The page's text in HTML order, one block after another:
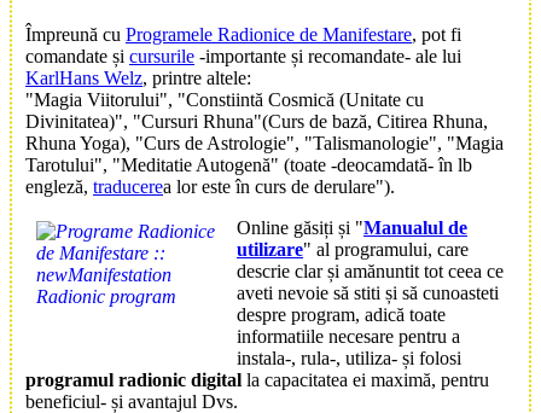
Împreună cu Programele Radionice de Manifestare, pot fi
comandate și cursurile -importante și recomandate- ale lui
KarlHans Welz, printre altele:
"Magia Viitorului", "Constiintă Cosmică (Unitate cu
Divinitatea)", "Cursuri Rhuna"(Curs de bază, Citirea Rhuna,
Rhuna Yoga), "Curs de Astrologie", "Talismanologie", "Magia
Tarotului", "Meditatie Autogenă" (toate -deocamdată- în lb
engleză, traducerea lor este în curs de derulare").
Online găsiți și "Manualul de
utilizare" al programului, care
descrie clar și amănuntit tot ceea ce
aveti nevoie să stiti și să cunoasteti
despre program, adică toate
informatiile necesare pentru a
instala-, rula-, utiliza- și folosi
programul radionic digital la capacitatea ei maximă, pentru
beneficiul- și avantajul Dvs.